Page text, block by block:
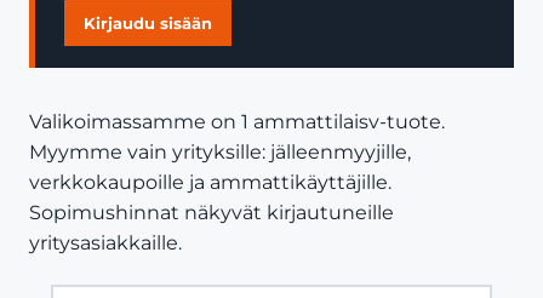
Yhteystiedot
Kirjaudu sisään
Valikoimassamme on 1 ammattilaisv-tuote.
Myymme vain yrityksille: jälleenmyyjille,
verkkokaupoille ja ammattikäyttäjille.
Sopimushinnat näkyvät kirjautuneille
yritysasiakkaille.